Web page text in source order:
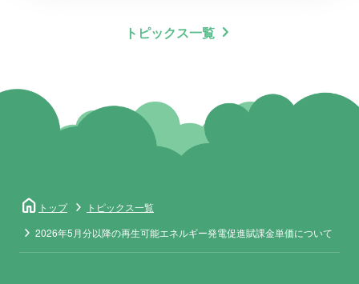
トピックス一覧 chevron_right
home トップ
トピックス一覧
2026年5月分以降の再生可能エネルギー発電促進賦課金単価について